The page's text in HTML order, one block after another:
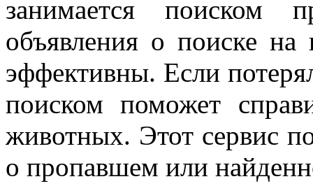
занимается
объявления о поиске на
эффективны. Если
поиском поможет
животных. Этот сервис
о пропавшем или